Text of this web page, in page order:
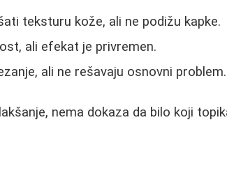
teksturu kože, ali ne podižu kapke.
ali efekat je privremen.
ali ne rešavaju osnovni problem.
nema dokaza da bilo koji